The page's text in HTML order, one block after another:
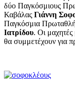
δύο Παγκόσμιους
Καβάλας Γιάννη
Παγκόσμια
Ιατρίδου. Οι μαχητές
θα συμμετέχουν για